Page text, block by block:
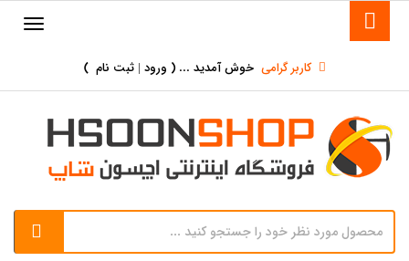
کاربر گرامی خوش آمدید ... ( ورود | ثبت نام )